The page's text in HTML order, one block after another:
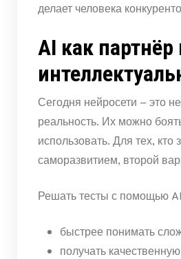
делает человека
AI как партнёр
Сегодня нейросети – это
реальность. Их можно
использовать. Для тех, кто
саморазвитием, второй
Решать тесты с помощью
быстрее понимать
получать